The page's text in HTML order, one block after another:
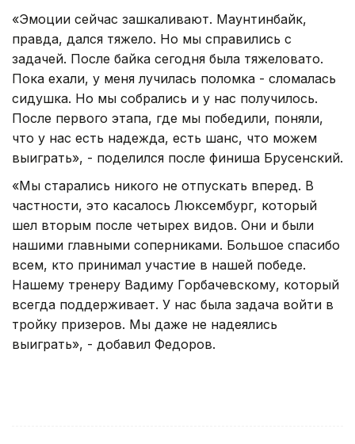
«Эмоции сейчас зашкаливают. Маунтинбайк,
правда, дался тяжело. Но мы справились с
задачей. После байка сегодня была тяжеловато.
Пока ехали, у меня лучилась поломка - сломалась
сидушка. Но мы собрались и у нас получилось.
После первого этапа, где мы победили, поняли,
что у нас есть надежда, есть шанс, что можем
выиграть», - поделился после финиша Брусенский.
«Мы старались никого не отпускать вперед. В
частности, это касалось Люксембург, который
шел вторым после четырех видов. Они и были
нашими главными соперниками. Большое спасибо
всем, кто принимал участие в нашей победе.
Нашему тренеру Вадиму Горбачевскому, который
всегда поддерживает. У нас была задача войти в
тройку призеров. Мы даже не надеялись
выиграть», - добавил Федоров.